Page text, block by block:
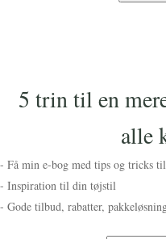
5 trin til en
alle
- Få min e-bog med tips og tricks
- Inspiration til din tøjstil
- Gode tilbud, rabatter,